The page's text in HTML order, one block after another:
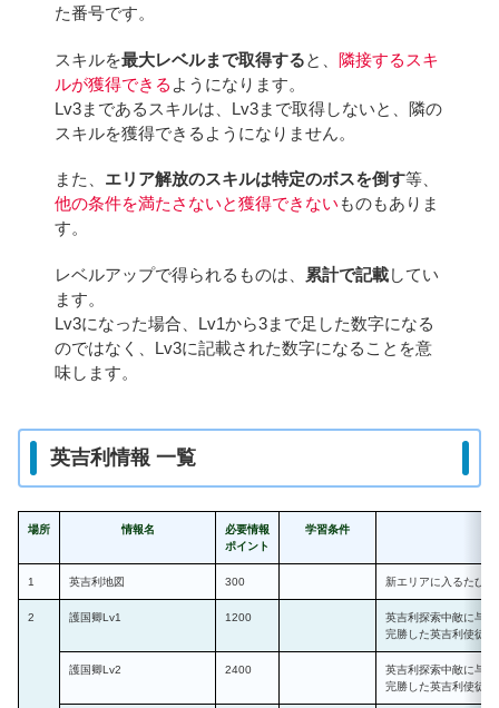
た番号です。
スキルを最大レベルまで取得すると、 隣接するスキ
ルが獲得できる ようになります。
Lv3まであるスキルは、Lv3まで取得しないと、隣の
スキルを獲得できるようになりません。
また、 エリア解放のスキルは特定のボスを倒す等、
他の条件を満たさないと獲得できない ものもありま
す。
レベルアップで得られるものは、 累計で記載してい
ます。
Lv3になった場合、Lv1から3まで足した数字になる
のではなく、Lv3に記載された数字になることを意
味します。
英吉利情報 一覧
場所 情報名
必要情報
ポイント
学習条件
1 英吉利地図 300 新エリアに入るたび
2 護国卿Lv1 1200
英吉利探索中敵に与
完勝した英吉利使徒
護国卿Lv2 2400
英吉利探索中敵に与
完勝した英吉利使徒